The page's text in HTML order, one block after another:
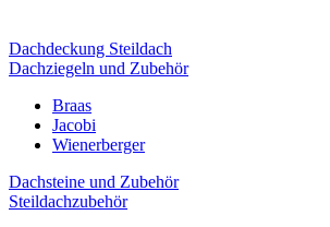
Dachdeckung Steildach
Dachziegeln und Zubehör
Braas
Jacobi
Wienerberger
Dachsteine und Zubehör
Steildachzubehör